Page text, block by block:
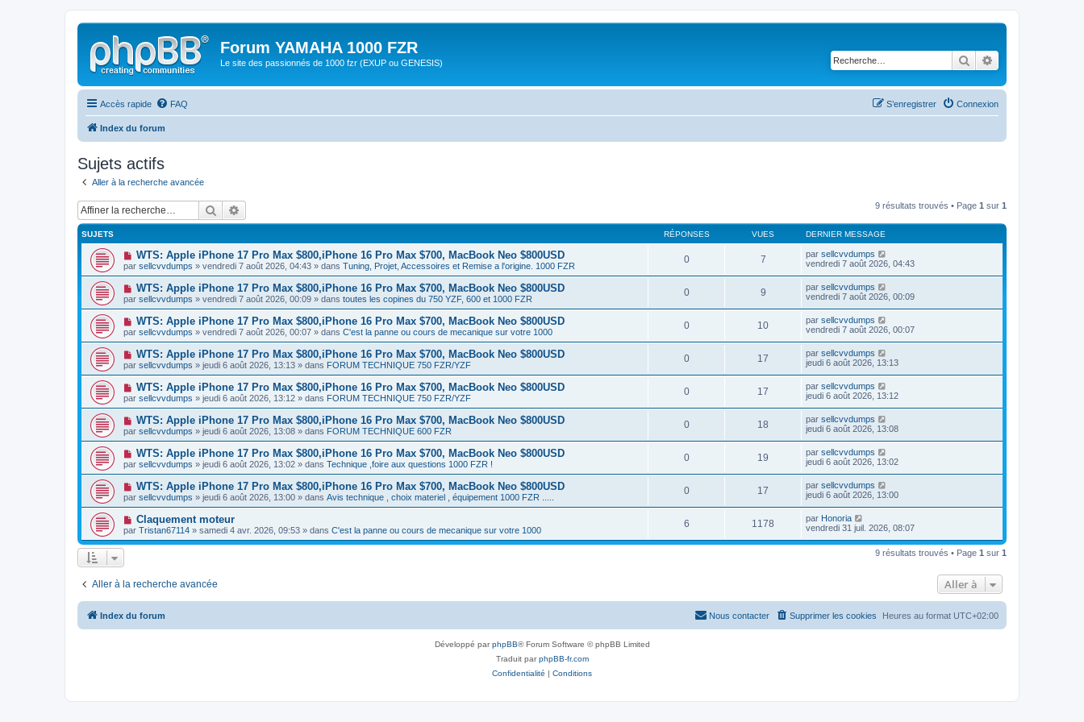
Forum YAMAHA 1000 FZR
Le site des passionnés de 1000 fzr (EXUP ou GENESIS) Rechercher
Accès rapide FAQ Connexion
S’enregistrer
Index du forum
Sujets actifs
Aller à la recherche avancée
Rechercher 9 résultats trouvés • Page 1 sur 1
SUJETS RÉPONSES VUES DERNIER MESSAGE
N
o
u
v
e
a
u
m
e
s
s
a
g
e
WTS: Apple iPhone 17 Pro Max $800,iPhone 16 Pro Max $700, MacBook Neo $800USD
par sellcvvdumps » vendredi 7 août 2026, 04:43 » dans Tuning, Projet, Accessoires et Remise a l'origine. 1000 FZR
0 7 par sellcvvdumps
vendredi 7 août 2026, 04:43
N
o
u
v
e
a
u
m
e
s
s
a
g
e
WTS: Apple iPhone 17 Pro Max $800,iPhone 16 Pro Max $700, MacBook Neo $800USD
par sellcvvdumps » vendredi 7 août 2026, 00:09 » dans toutes les copines du 750 YZF, 600 et 1000 FZR
0 9 par sellcvvdumps
vendredi 7 août 2026, 00:09
N
o
u
v
e
a
u
m
e
s
s
a
g
e
WTS: Apple iPhone 17 Pro Max $800,iPhone 16 Pro Max $700, MacBook Neo $800USD
par sellcvvdumps » vendredi 7 août 2026, 00:07 » dans C'est la panne ou cours de mecanique sur votre 1000
0 10 par sellcvvdumps
vendredi 7 août 2026, 00:07
N
o
u
v
e
a
u
m
e
s
s
a
g
e
WTS: Apple iPhone 17 Pro Max $800,iPhone 16 Pro Max $700, MacBook Neo $800USD
par sellcvvdumps » jeudi 6 août 2026, 13:13 » dans FORUM TECHNIQUE 750 FZR/YZF
0 17 par sellcvvdumps
jeudi 6 août 2026, 13:13
N
o
u
v
e
a
u
m
e
s
s
a
g
e
WTS: Apple iPhone 17 Pro Max $800,iPhone 16 Pro Max $700, MacBook Neo $800USD
par sellcvvdumps » jeudi 6 août 2026, 13:12 » dans FORUM TECHNIQUE 750 FZR/YZF
0 17 par sellcvvdumps
jeudi 6 août 2026, 13:12
N
o
u
v
e
a
u
m
e
s
s
a
g
e
WTS: Apple iPhone 17 Pro Max $800,iPhone 16 Pro Max $700, MacBook Neo $800USD
par sellcvvdumps » jeudi 6 août 2026, 13:08 » dans FORUM TECHNIQUE 600 FZR
0 18 par sellcvvdumps
jeudi 6 août 2026, 13:08
N
o
u
v
e
a
u
m
e
s
s
WTS: Apple iPhone 17 Pro Max $800,iPhone 16 Pro Max $700, MacBook Neo $800USD
par sellcvvdumps » jeudi 6 août 2026, 13:02 » dans Technique ,foire aux questions 1000 FZR !
0 19 par sellcvvdumps
jeudi 6 août 2026, 13:02
N
o
u
e
a
u
s
a
g
WTS: Apple iPhone 17 Pro Max $800,iPhone 16 Pro Max $700, MacBook Neo $800USD
par sellcvvdumps » jeudi 6 août 2026, 13:00 » dans Avis technique , choix materiel , équipement 1000 FZR .....
0 17 par sellcvvdumps
jeudi 6 août 2026, 13:00
N
o
u
v
m
s
s
Claquement moteur
par Tristan67114 » samedi 4 avr. 2026, 09:53 » dans C'est la panne ou cours de mecanique sur votre 1000
6 1178 par Honoria
vendredi 31 juil. 2026, 08:07
9 résultats trouvés • Page 1 sur 1
Aller à la recherche avancée Aller à
Index du forum Heures au format UTC+02:00
Supprimer les cookies
Nous contacter
Développé parphpBB® Forum Software © phpBB Limited
Traduit parphpBB-fr.com
Confidentialité | Conditions